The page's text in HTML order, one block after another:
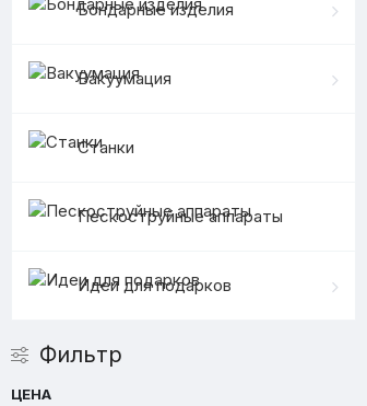
Бондарные изделия
Вакуумация
Станки
Пескоструйные аппараты
Идеи для подарков
Фильтр
ЦЕНА